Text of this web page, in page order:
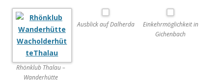
Rhönklub Thalau –
Wanderhütte
Ausblick auf Dalherda
Einkehrmöglichkeit in
Gichenbach